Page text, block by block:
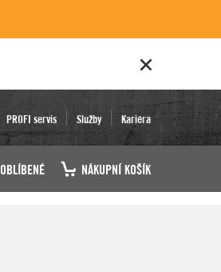
PROFI servis Služby Kariéra
OBLÍBENÉ NÁKUPNÍ KOŠÍK